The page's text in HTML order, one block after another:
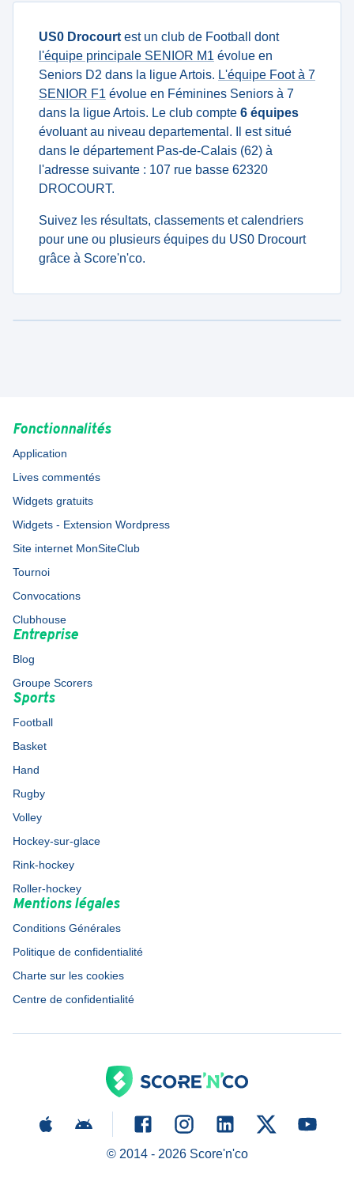
US0 Drocourt est un club de Football dont
l'équipe principale SENIOR M1 évolue en
Seniors D2 dans la ligue Artois. L'équipe Foot à 7
SENIOR F1 évolue en Féminines Seniors à 7
dans la ligue Artois. Le club compte 6 équipes
évoluant au niveau departemental. Il est situé
dans le département Pas-de-Calais (62) à
l'adresse suivante : 107 rue basse 62320
DROCOURT.
Suivez les résultats, classements et calendriers
pour une ou plusieurs équipes du US0 Drocourt
grâce à Score'n'co.
Fonctionnalités
Application
Lives commentés
Widgets gratuits
Widgets - Extension Wordpress
Site internet MonSiteClub
Tournoi
Convocations
Clubhouse
Entreprise
Blog
Groupe Scorers
Sports
Football
Basket
Hand
Rugby
Volley
Hockey-sur-glace
Rink-hockey
Roller-hockey
Mentions légales
Conditions Générales
Politique de confidentialité
Charte sur les cookies
Centre de confidentialité
© 2014 - 2026Score'n'co